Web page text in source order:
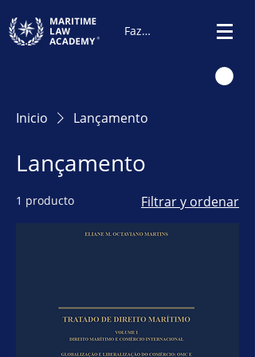
Fazer Login
Inicio Lançamento
Lançamento
1 producto Filtrar y ordenar